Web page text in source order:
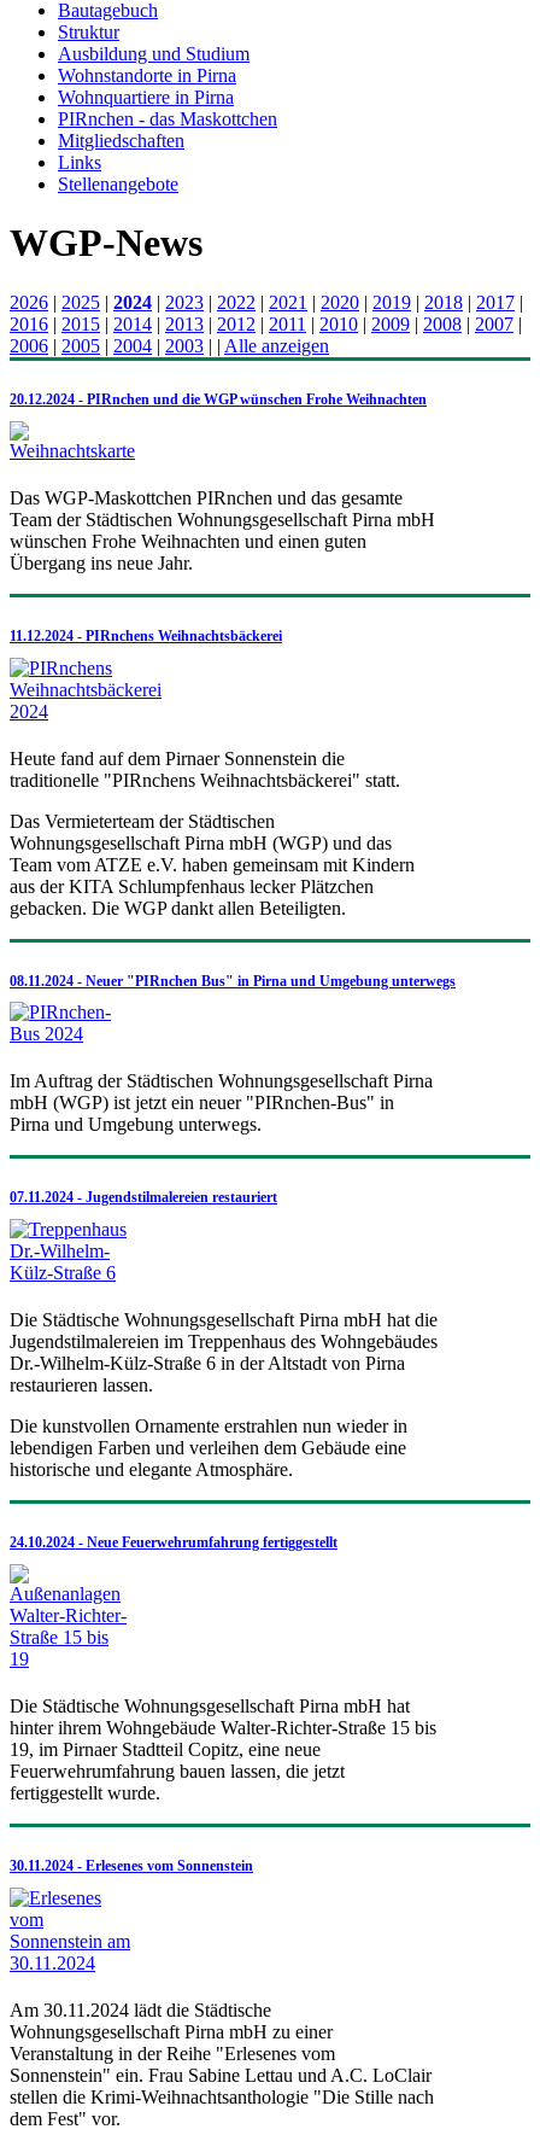
Bautagebuch
Struktur
Ausbildung und Studium
Wohnstandorte in Pirna
Wohnquartiere in Pirna
PIRnchen - das Maskottchen
Mitgliedschaften
Links
Stellenangebote
WGP-News
2026 | 2025 | 2024 | 2023 | 2022 | 2021 | 2020 | 2019 | 2018 | 2017 |
2016 | 2015 | 2014 | 2013 | 2012 | 2011 | 2010 | 2009 | 2008 | 2007 |
2006 | 2005 | 2004 | 2003 | | Alle anzeigen
20.12.2024 - PIRnchen und die WGP wünschen Frohe Weihnachten
Das WGP-Maskottchen PIRnchen und das gesamte
Team der Städtischen Wohnungsgesellschaft Pirna mbH
wünschen Frohe Weihnachten und einen guten
Übergang ins neue Jahr.
11.12.2024 - PIRnchens Weihnachtsbäckerei
Heute fand auf dem Pirnaer Sonnenstein die
traditionelle "PIRnchens Weihnachtsbäckerei" statt.
Das Vermieterteam der Städtischen
Wohnungsgesellschaft Pirna mbH (WGP) und das
Team vom ATZE e.V. haben gemeinsam mit Kindern
aus der KITA Schlumpfenhaus lecker Plätzchen
gebacken. Die WGP dankt allen Beteiligten.
08.11.2024 - Neuer "PIRnchen Bus" in Pirna und Umgebung unterwegs
Im Auftrag der Städtischen Wohnungsgesellschaft Pirna
mbH (WGP) ist jetzt ein neuer "PIRnchen-Bus" in
Pirna und Umgebung unterwegs.
07.11.2024 - Jugendstilmalereien restauriert
Die Städtische Wohnungsgesellschaft Pirna mbH hat die
Jugendstilmalereien im Treppenhaus des Wohngebäudes
Dr.-Wilhelm-Külz-Straße 6 in der Altstadt von Pirna
restaurieren lassen.
Die kunstvollen Ornamente erstrahlen nun wieder in
lebendigen Farben und verleihen dem Gebäude eine
historische und elegante Atmosphäre.
24.10.2024 - Neue Feuerwehrumfahrung fertiggestellt
Die Städtische Wohnungsgesellschaft Pirna mbH hat
hinter ihrem Wohngebäude Walter-Richter-Straße 15 bis
19, im Pirnaer Stadtteil Copitz, eine neue
Feuerwehrumfahrung bauen lassen, die jetzt
fertiggestellt wurde.
30.11.2024 - Erlesenes vom Sonnenstein
Am 30.11.2024 lädt die Städtische
Wohnungsgesellschaft Pirna mbH zu einer
Veranstaltung in der Reihe "Erlesenes vom
Sonnenstein" ein. Frau Sabine Lettau und A.C. LoClair
stellen die Krimi-Weihnachtsanthologie "Die Stille nach
dem Fest" vor.